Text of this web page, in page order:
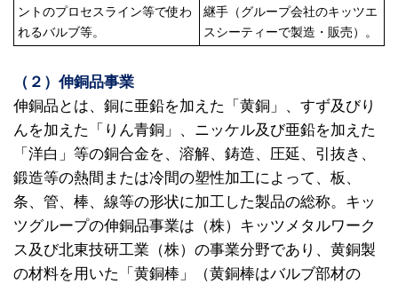
ントのプロセスライン等で使わ
れるバルブ等。
継手（グループ会社のキッツエ
スシーティーで製造・販売）。
（２）伸銅品事業
伸銅品とは、銅に亜鉛を加えた「黄銅」、すず及びり
んを加えた「りん青銅」、ニッケル及び亜鉛を加えた
「洋白」等の銅合金を、溶解、鋳造、圧延、引抜き、
鍛造等の熱間または冷間の塑性加工によって、板、
条、管、棒、線等の形状に加工した製品の総称。キッ
ツグループの伸銅品事業は（株）キッツメタルワーク
ス及び北東技研工業（株）の事業分野であり、黄銅製
の材料を用いた「黄銅棒」（黄銅棒はバルブ部材の